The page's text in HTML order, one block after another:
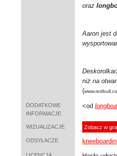
oraz
Aaron jest
niż na
(
DODATKOWE
INFORMACJE
<od
WIZUALIZACJE Zobacz w
ODSYŁACZE